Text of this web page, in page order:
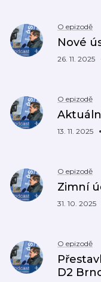
O epizodě
Nové
26. 11. 2025
O epizodě
13. 11. 2025
O epizodě
Zimní
31. 10. 2025
O epizodě
D2